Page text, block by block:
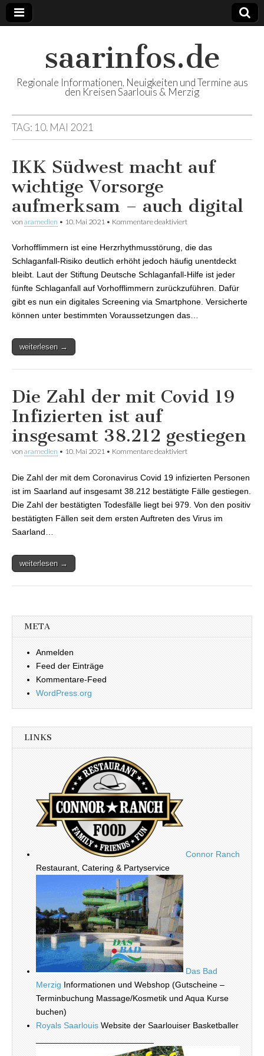
saarinfos.de
Regionale Informationen, Neuigkeiten und Termine aus
den Kreisen Saarlouis & Merzig
TAG: 10. MAI 2021
IKK Südwest macht auf
wichtige Vorsorge
aufmerksam – auch digital
von aramedien • 10. Mai 2021 • Kommentare deaktiviert
digital
Vorhofflimmern ist eine Herzrhythmusstörung, die das
Schlaganfall-Risiko deutlich erhöht jedoch häufig unentdeckt
bleibt. Laut der Stiftung Deutsche Schlaganfall-Hilfe ist jeder
fünfte Schlaganfall auf Vorhofflimmern zurückzuführen. Dafür
gibt es nun ein digitales Screening via Smartphone. Versicherte
können unter bestimmten Voraussetzungen das…
weiterlesen →
Die Zahl der mit Covid 19
Infizierten ist auf
insgesamt 38.212 gestiegen
von aramedien • 10. Mai 2021 • Kommentare deaktiviert
gestiegen
Die Zahl der mit dem Coronavirus Covid 19 infizierten Personen
ist im Saarland auf insgesamt 38.212 bestätigte Fälle gestiegen.
Die Zahl der bestätigten Todesfälle liegt bei 979. Von den positiv
bestätigten Fällen seit dem ersten Auftreten des Virus im
Saarland…
weiterlesen →
META
Anmelden
Feed der Einträge
Kommentare-Feed
WordPress.org
LINKS
Connor Ranch
Restaurant, Catering & Partyservice
Das Bad
Merzig Informationen und Webshop (Gutscheine –
Terminbuchung Massage/Kosmetik und Aqua Kurse
buchen)
Royals Saarlouis Website der Saarlouiser Basketballer